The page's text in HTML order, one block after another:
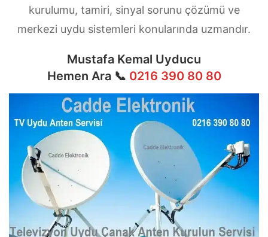
kurulumu, tamiri, sinyal sorunu çözümü ve
merkezi uydu sistemleri konularında uzmandır.
Mustafa Kemal Uyducu
Hemen Ara 📞 0216 390 80 80